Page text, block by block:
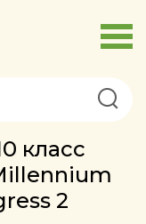
класс
2